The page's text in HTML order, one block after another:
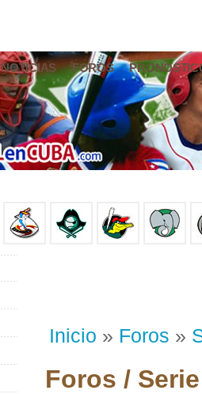
NOTICIAS FOROS
Inicio » Foros »
Foros /